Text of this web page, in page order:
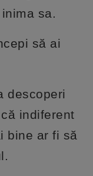
sa.
să ai
descoperi
indiferent
bine ar fi să